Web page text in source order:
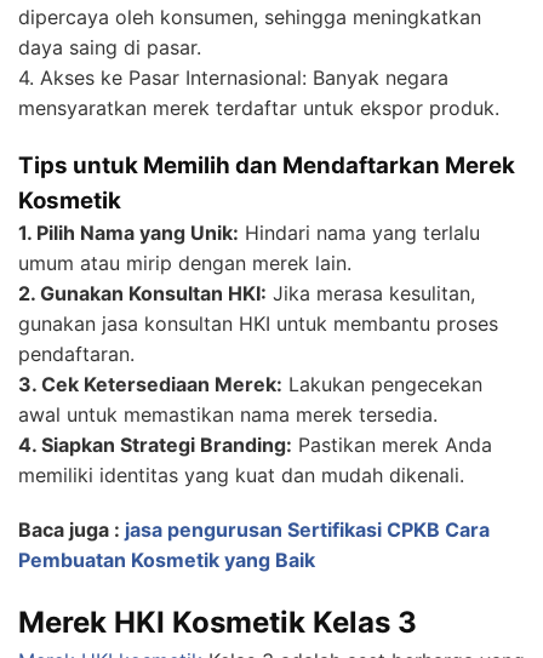
dipercaya oleh konsumen, sehingga meningkatkan
daya saing di pasar.
4. Akses ke Pasar Internasional: Banyak negara
mensyaratkan merek terdaftar untuk ekspor produk.
Tips untuk Memilih dan Mendaftarkan Merek
Kosmetik
1. Pilih Nama yang Unik: Hindari nama yang terlalu
umum atau mirip dengan merek lain.
2. Gunakan Konsultan HKI: Jika merasa kesulitan,
gunakan jasa konsultan HKI untuk membantu proses
pendaftaran.
3. Cek Ketersediaan Merek: Lakukan pengecekan
awal untuk memastikan nama merek tersedia.
4. Siapkan Strategi Branding: Pastikan merek Anda
memiliki identitas yang kuat dan mudah dikenali.
Baca juga : jasa pengurusan Sertifikasi CPKB Cara
Pembuatan Kosmetik yang Baik
Merek HKI Kosmetik Kelas 3